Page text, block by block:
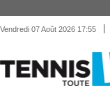
Vendredi 07 Août 2026 17:55 |